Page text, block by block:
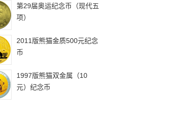
第29届奥运纪念币（现代五
项）
2011版熊猫金质500元纪念
币
1997版熊猫双金属（10
元）纪念币